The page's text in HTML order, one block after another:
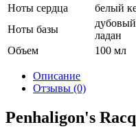
Ноты сердца
белый
Ноты базы
ладан
Объем
100 мл
Описание
Отзывы (0)
Penhaligon's